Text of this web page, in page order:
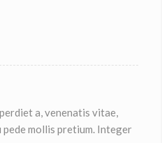
a, venenatis vitae,
mollis pretium. Integer